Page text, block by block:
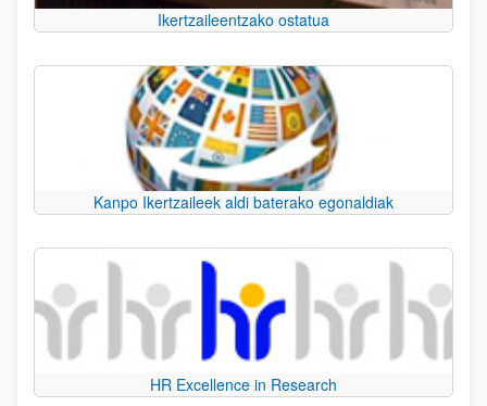
Ikertzaileentzako ostatua
Kanpo Ikertzaileek aldi baterako egonaldiak
HR Excellence in Research